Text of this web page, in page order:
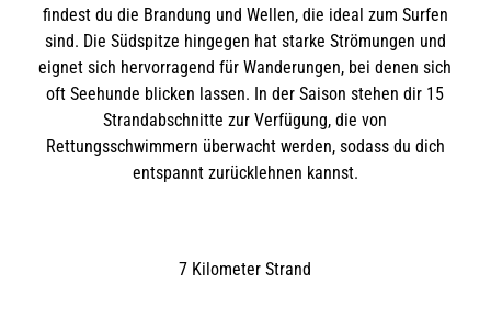
findest du die Brandung und Wellen, die ideal zum Surfen
sind. Die Südspitze hingegen hat starke Strömungen und
eignet sich hervorragend für Wanderungen, bei denen sich
oft Seehunde blicken lassen. In der Saison stehen dir 15
Strandabschnitte zur Verfügung, die von
Rettungsschwimmern überwacht werden, sodass du dich
entspannt zurücklehnen kannst.
7 Kilometer Strand